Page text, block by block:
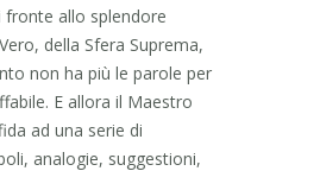
allo splendore
della Sfera Suprema,
non ha più le parole per
E allora il Maestro
ad una serie di
analogie, suggestioni,